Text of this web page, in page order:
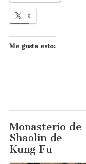
X
Me gusta esto:
Monasterio de
Shaolin de
Kung Fu